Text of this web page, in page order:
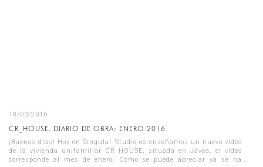
18/03/2016
CR_HOUSE. DIARIO DE OBRA: ENERO 2016
¡Buenos días! Hoy en Singular Studio os enseñamos un nuevo video
de la vivienda unifamiliar CR HOUSE, situada en Jávea, el video
corresponde al mes de enero. Como se puede apreciar ya se ha